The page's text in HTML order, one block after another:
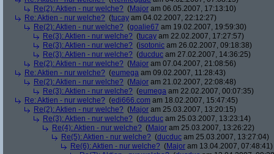
Re(2): Aktien - nur welche? (Major am 06.05.2007, 17:13:10)
Re: Aktien - nur welche? (tucay am 04.02.2007, 22:12:27)
Re(2): Aktien - nur welche? (goalie67 am 19.02.2007, 19:59:30)
Re(3): Aktien - nur welche? (tucay am 22.02.2007, 17:27:57)
Re(3): Aktien - nur welche? (isotonic am 26.02.2007, 09:18:38)
Re(3): Aktien - nur welche? (ducduc am 27.02.2007, 14:36:25)
Re(2): Aktien - nur welche? (Major am 07.04.2007, 21:08:56)
Re: Aktien - nur welche? (eumega am 09.02.2007, 11:28:43)
Re(2): Aktien - nur welche? (Major am 21.02.2007, 22:08:48)
Re(3): Aktien - nur welche? (eumega am 22.02.2007, 00:07:35)
Re: Aktien - nur welche? (edi666.com am 18.02.2007, 15:47:45)
Re(2): Aktien - nur welche? (Major am 25.03.2007, 13:20:15)
Re(3): Aktien - nur welche? (ducduc am 25.03.2007, 13:23:14)
Re(4): Aktien - nur welche? (Major am 25.03.2007, 13:26:22)
Re(5): Aktien - nur welche? (ducduc am 25.03.2007, 13:27:04)
Re(6): Aktien - nur welche? (Major am 13.04.2007, 07:48:41)